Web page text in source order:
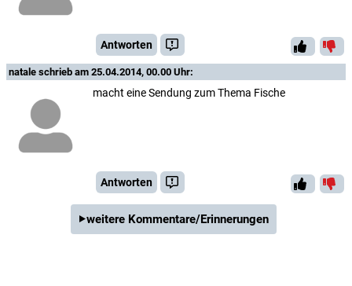
Antworten
natale schrieb am 25.04.2014, 00.00 Uhr:
macht eine Sendung zum Thema Fische
Antworten
weitere Kommentare/Erinnerungen